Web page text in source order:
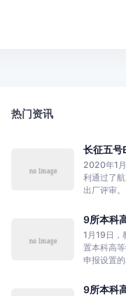
热门资讯
长征五号
2020年1
利通过了
出厂评审
9所本科
1月19日，
置本科高
申报设置
9所本科